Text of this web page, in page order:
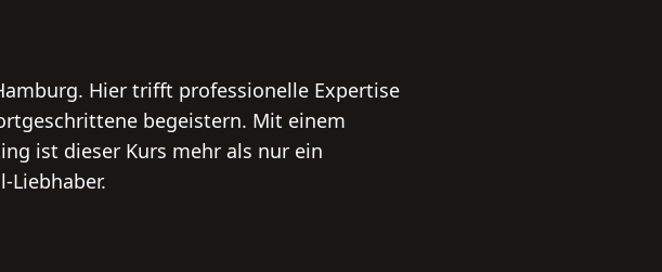
Hier trifft professionelle Expertise
begeistern. Mit einem
ist dieser Kurs mehr als nur ein
Liebhaber.